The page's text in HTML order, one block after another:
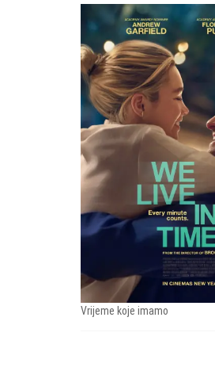
Vrijeme koje imamo